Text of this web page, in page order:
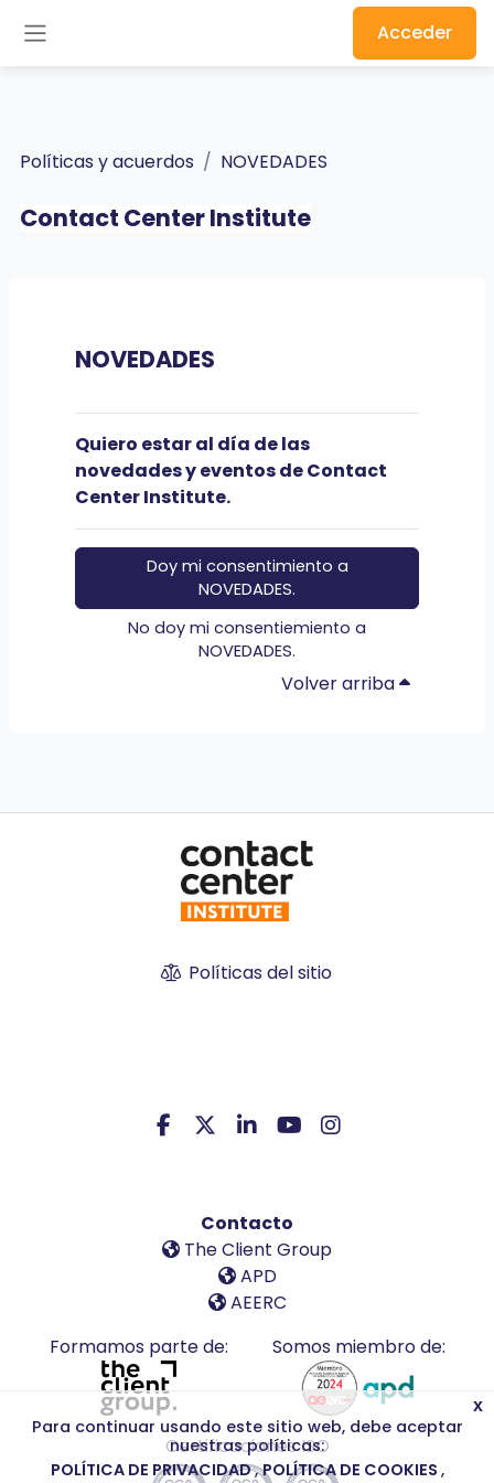
Para continuar usando este sitio web, debe aceptar
nuestras políticas:
POLÍTICA DE PRIVACIDAD POLÍTICA DE COOKIES
x
Acceder
Políticas y acuerdos NOVEDADES
Contact Center Institute
NOVEDADES
Quiero estar al día de las
novedades y eventos de Contact
Center Institute.
Doy mi consentimiento a
NOVEDADES.
No doy mi consentiemiento a
NOVEDADES.
Volver arriba
Políticas del sitio
Contacto
The Client Group
APD
AEERC
Formamos parte de:
Somos miembro de:
Certificaciones ISO